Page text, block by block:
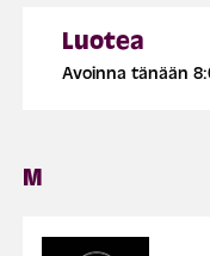
Luotea
Avoinna tänään
M